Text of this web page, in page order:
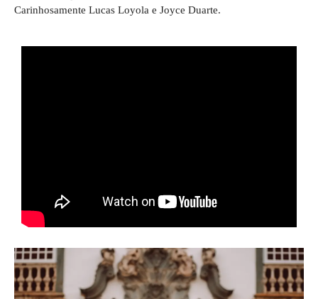
Carinhosamente Lucas Loyola e Joyce Duarte.